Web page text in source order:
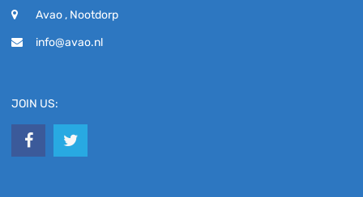
Avao , Nootdorp
info@avao.nl
JOIN US: